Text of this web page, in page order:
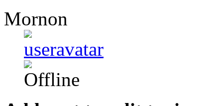
Mornon